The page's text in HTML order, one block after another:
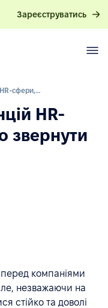
Зареєструватись
6 ключових тенденцій HR-сфери, на які варто звернути увагу в 2023 році
HR-
звернути
перед компаніями
незважаючи на
стійко та доволі